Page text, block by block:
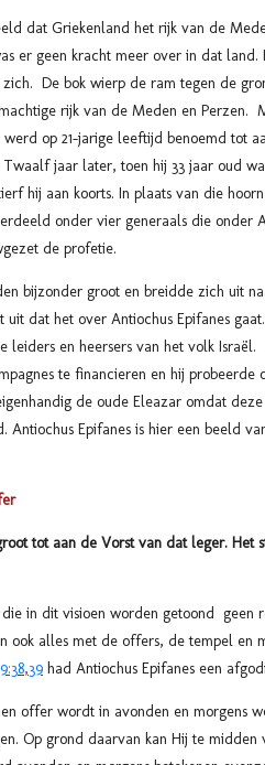
dat Griekenland het rijk van de
er geen kracht meer over in dat
De bok wierp de ram tegen de
rijk van de Meden en Perzen.
op 21-jarige leeftijd benoemd tot
jaar later, toen hij 33 jaar oud
hij aan koorts. In plaats van die
onder vier generaals die onder
de profetie.
bijzonder groot en breidde zich uit
uit dat het over Antiochus Epifanes gaat.
leiders en heersers van het volk
te financieren en hij
de oude Eleazar omdat
Antiochus Epifanes is hier een beeld
tot aan de Vorst van dat leger. Het
in dit visioen worden getoond geen
ook alles met de offers, de tempel
,39 had Antiochus Epifanes een
offer wordt in avonden en morgens
Op grond daarvan kan Hij te